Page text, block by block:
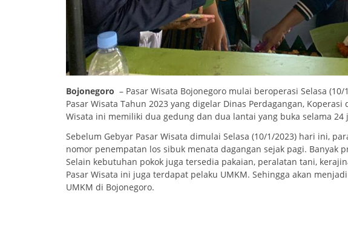
Bojonegoro – Pasar Wisata Bojonegoro mulai beroperasi Selasa
Pasar Wisata Tahun 2023 yang digelar Dinas Perdagangan,
Wisata ini memiliki dua gedung dan dua lantai yang buka selama 24
Sebelum Gebyar Pasar Wisata dimulai Selasa (10/1/2023) hari ini,
nomor penempatan los sibuk menata dagangan sejak pagi. Banyak
Selain kebutuhan pokok juga tersedia pakaian, peralatan tani,
Pasar Wisata ini juga terdapat pelaku UMKM. Sehingga akan
UMKM di Bojonegoro.